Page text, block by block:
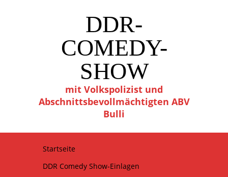
DDR-
COMEDY-
SHOW
mit Volkspolizist und
Abschnittsbevollmächtigten ABV
Bulli
Startseite
DDR Comedy Show-Einlagen